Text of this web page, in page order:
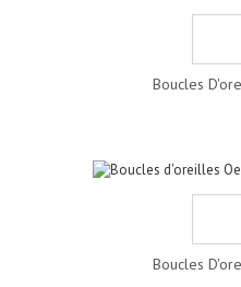
Boucles
Boucles